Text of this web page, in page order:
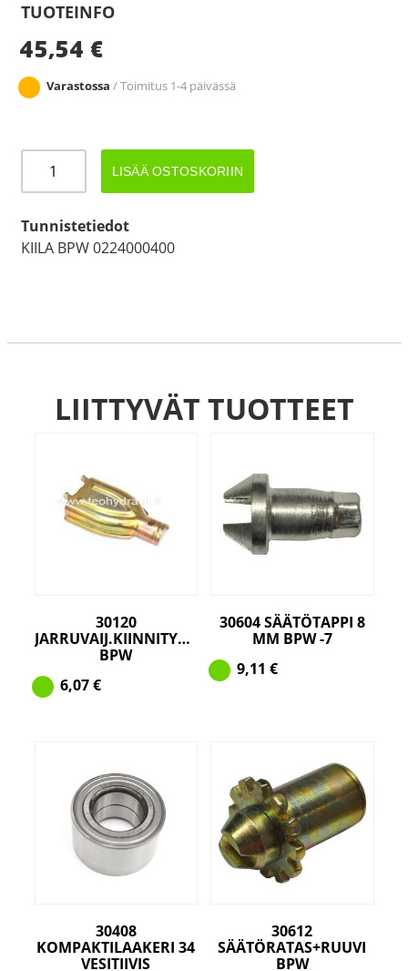
TUOTEINFO
45,54 €
Varastossa / Toimitus 1-4 päivässä
5
KARTIO
LISÄÄ OSTOSKORIIN
Tunnistetiedot
KIILA BPW 0224000400
LIITTYVÄT TUOTTEET
30120
JARRUVAIJ.KIINNITYSPELTI
BPW
6,07€
30604 SÄÄTÖTAPPI 8
MM BPW -7
9,11 €
30408
KOMPAKTILAAKERI 34
VESITIIVIS
30612
SÄÄTÖRATAS+RUUVI
BPW